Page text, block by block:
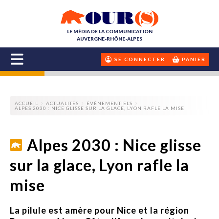
LE MÉDIA DE LA COMMUNICATION
AUVERGNE-RHÔNE-ALPES
SE CONNECTER PANIER
ACCUEIL ACTUALITÉS
ÉVÉNEMENTIELS
ALPES 2030 : NICE GLISSE SUR LA GLACE, LYON RAFLE LA MISE
Alpes 2030 : Nice glisse
sur la glace, Lyon rafle la
mise
La pilule est amère pour Nice et la région